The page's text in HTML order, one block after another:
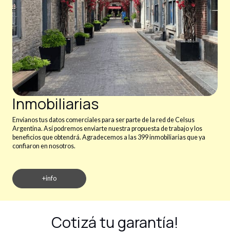
Inmobiliarias
Envíanos tus datos comerciales para ser parte de la red de Celsus
Argentina. Así podremos enviarte nuestra propuesta de trabajo y los
beneficios que obtendrá. Agradecemos a las 399 inmobiliarias que ya
confiaron en nosotros.
+info
Cotizá tu garantía!